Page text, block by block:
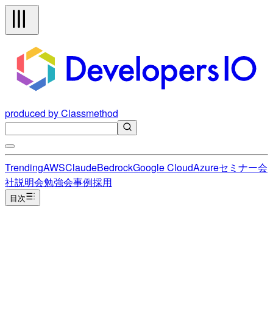
produced by Classmethod
TrendingAWSClaudeBedrockGoogle CloudAzureセミナー会
社説明会勉強会事例採用
目次